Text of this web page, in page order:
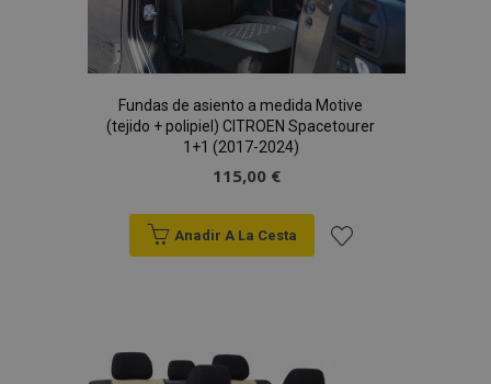
Fundas de asiento a medida Motive
(tejido + polipiel) CITROEN Spacetourer
1+1 (2017-2024)
115,00 €
Anadir A La Cesta